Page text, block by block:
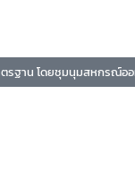
าน โดยชุมนุมสหกรณ์ออ